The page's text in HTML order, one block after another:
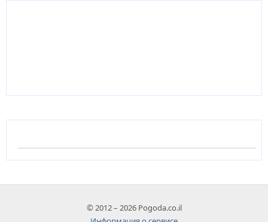
© 2012 – 2026 Pogoda.co.il